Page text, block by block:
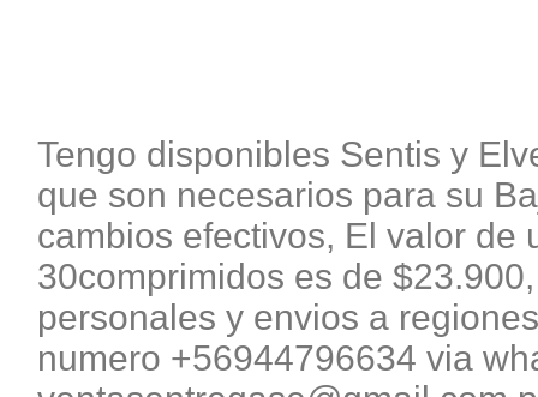
Tengo disponibles Sentis y
que son necesarios para su
cambios efectivos, El valor de
30comprimidos es de
personales y envios a
numero +56944796634 via